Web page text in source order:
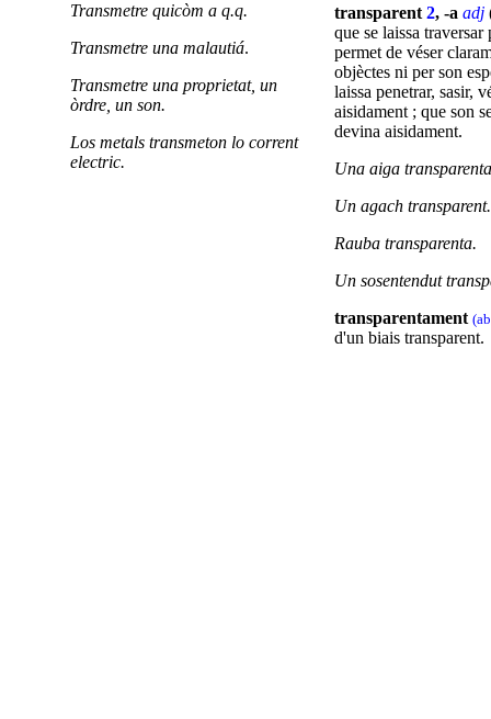
Transmetre quicòm a q.q.
Transmetre una malautiá.
Transmetre una proprietat, un
òrdre, un son.
Los metals transmeton lo corrent
electric.
transparent 2, -a adj
que se laissa traversar
permet de véser
objèctes ni per son
laissa penetrar, sasir,
aisidament ; que son
devina aisidament.
Una aiga
Un agach transparent.
Rauba transparenta.
Un sosentendut
transparentament
d'un biais transparent.